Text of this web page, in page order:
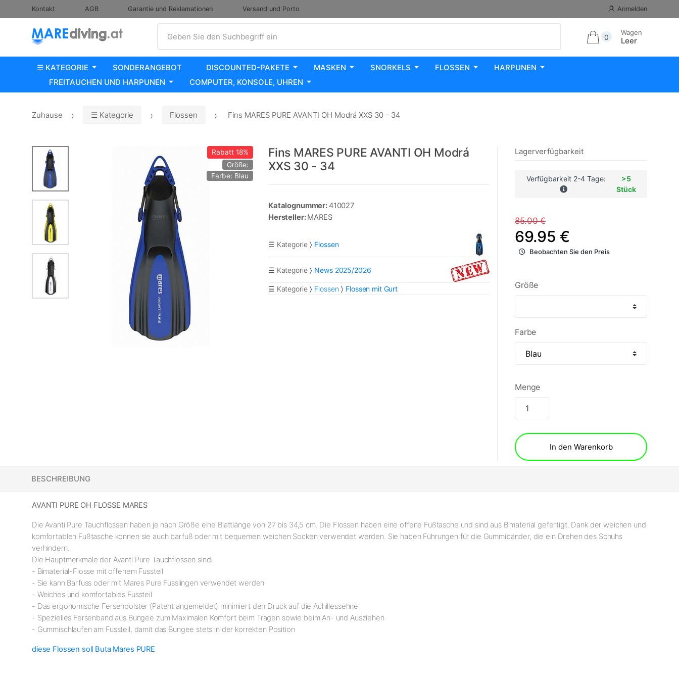
Kontakt AGB Garantie und Reklamationen Versand und Porto Anmelden
Geben Sie den Suchbegriff ein
0
Wagen
Leer
☰ KATEGORIE SONDERANGEBOT DISCOUNTED-PAKETE MASKEN SNORKELS FLOSSEN
HARPUNEN
FREITAUCHEN UND HARPUNEN
COMPUTER, KONSOLE, UHREN
Zuhause ☰ Kategorie Flossen Fins MARES PURE AVANTI OH Modrá XXS 30 - 34
Rabatt18%
Größe:
Farbe: Blau
Fins MARES PURE AVANTI OH Modrá
XXS 30 - 34
Katalognummer: 410027
Hersteller:MARES
☰ Kategorie Flossen
☰ Kategorie News 2025/2026
☰ Kategorie Flossen Flossen mit Gurt
Lagerverfügbarkeit
Verfügbarkeit 2-4 Tage:
>5
Stück
85.00 €
69.95 €
Beobachten Sie den Preis
Größe
Farbe
Menge
In den Warenkorb
BESCHREIBUNG
AVANTI PURE OH FLOSSE MARES
Die Avanti Pure Tauchflossen haben je nach Größe eine Blattlänge von 27 bis 34,5 cm. Die Flossen haben eine offene Fußtasche und sind aus Bimaterial gefertigt. Dank der weichen und
komfortablen Fußtasche können sie auch barfuß oder mit bequemen weichen Socken verwendet werden. Sie haben Führungen für die Gummibänder, die ein Drehen des Schuhs
verhindern.
Die Hauptmerkmale der Avanti Pure Tauchflossen sind:
- Bimaterial-Flosse mit offenem Fussteil
- Sie kann Barfuss oder mit Mares Pure Füsslingen verwendet werden
- Weiches und komfortables Fussteil
- Das ergonomische Fersenpolster (Patent angemeldet) minimiert den Druck auf die Achillessehne
- Spezielles Fersenband aus Bungee zum Maximalen Komfort beim Tragen sowie beim An- und Ausziehen
- Gummischlaufen am Fussteil, damit das Bungee stets in der korrekten Position
diese Flossen soll Buta Mares PURE